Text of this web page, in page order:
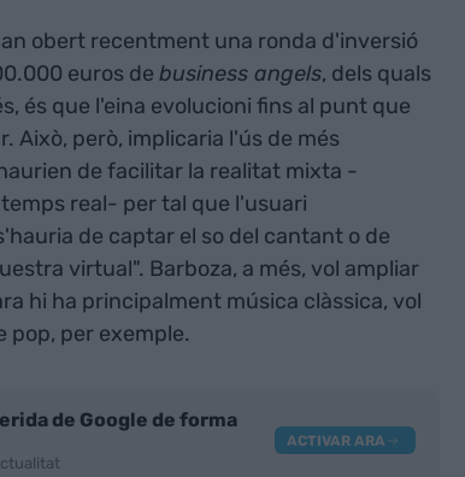
obert recentment una ronda d'inversió
euros de business angels, dels quals
és que l'eina evolucioni fins al punt que
però, implicaria l'ús de més
de facilitar la realitat mixta -
real- per tal que l'usuari
de captar el so del cantant o de
virtual". Barboza, a més, vol ampliar
hi ha principalment música clàssica, vol
pop, per exemple.
de Google de forma
ACTIVAR ARA